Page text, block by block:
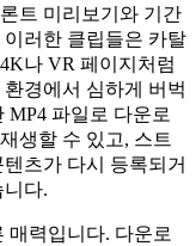
트 미리보기와 기간
러한 클립들은 카탈
나 VR 페이지처럼
경에서 심하게 버벅
MP4 파일로 다운로
생할 수 있고, 스트
츠가 다시 등록되거
다.
매력입니다. 다운로